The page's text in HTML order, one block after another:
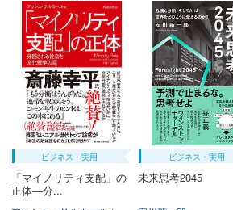
ビジネス・実用
「マイノリティ支配」の
正体―分...
ビジネス・実用
未来思考2045